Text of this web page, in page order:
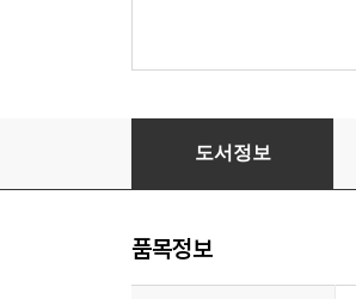
갈매기에게 나는 법을 가
도서정보
품목정보